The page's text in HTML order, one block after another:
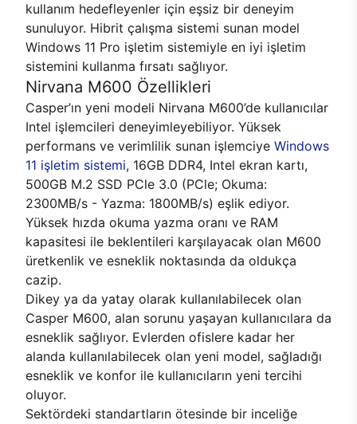
kullanım hedefleyenler için eşsiz bir deneyim
sunuluyor. Hibrit çalışma sistemi sunan model
Windows 11 Pro işletim sistemiyle en iyi işletim
sistemini kullanma fırsatı sağlıyor.
Nirvana M600 Özellikleri
Casper’ın yeni modeli Nirvana M600’de kullanıcılar
Intel işlemcileri deneyimleyebiliyor. Yüksek
performans ve verimlilik sunan işlemciye Windows
11 işletim sistemi, 16GB DDR4, Intel ekran kartı,
500GB M.2 SSD PCle 3.0 (PCle; Okuma:
2300MB/s - Yazma: 1800MB/s) eşlik ediyor.
Yüksek hızda okuma yazma oranı ve RAM
kapasitesi ile beklentileri karşılayacak olan M600
üretkenlik ve esneklik noktasında da oldukça
cazip.
Dikey ya da yatay olarak kullanılabilecek olan
Casper M600, alan sorunu yaşayan kullanıcılara da
esneklik sağlıyor. Evlerden ofislere kadar her
alanda kullanılabilecek olan yeni model, sağladığı
esneklik ve konfor ile kullanıcıların yeni tercihi
oluyor.
Sektördeki standartların ötesinde bir inceliğe